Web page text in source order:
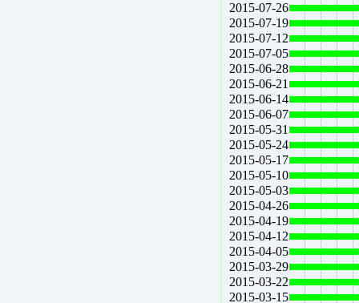
2015-07-26
2015-07-19
2015-07-12
2015-07-05
2015-06-28
2015-06-21
2015-06-14
2015-06-07
2015-05-31
2015-05-24
2015-05-17
2015-05-10
2015-05-03
2015-04-26
2015-04-19
2015-04-12
2015-04-05
2015-03-29
2015-03-22
2015-03-15